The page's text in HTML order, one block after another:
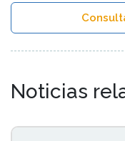
Noticias